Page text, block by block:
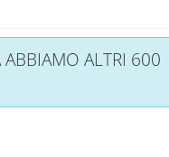
ALTRI 600